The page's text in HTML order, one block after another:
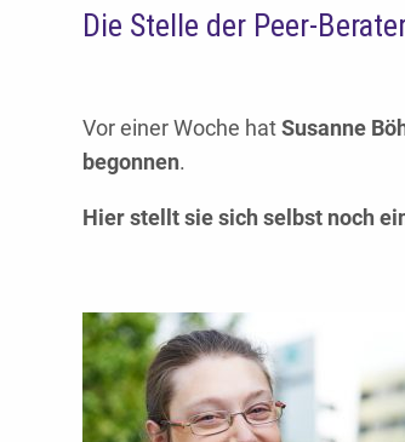
Die Stelle der Peer-
Vor einer Woche hatSusanne
begonnen.
Hier stellt sie sich selbst noch